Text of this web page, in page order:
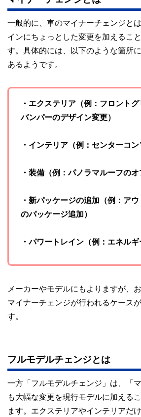
一般的に、車のマイナーチェンジと
インにちょっとした変更を加えるこ
す。具体的には、以下のような箇所
あるようです。
・エクステリア（例：フロント
バンパーのデザイン変更）
・インテリア（例：センターコン
・装備（例：パノラマルーフのオ
・新パッケージの追加（例：ア
のパッケージ追加）
・パワートレイン（例：エネルギ
メーカーやモデルにもよりますが、
マイナーチェンジが行われるケース
す。
フルモデルチェンジとは
一方「フルモデルチェンジ」は、「
も大幅な変更を現行モデルに加える
ます。エクステリアやインテリアだ